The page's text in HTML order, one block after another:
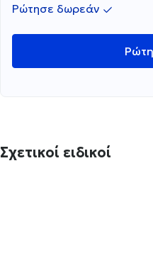
Ρώτησε δωρεάν
Σχετικοί ειδικοί